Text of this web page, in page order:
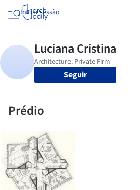
Iniciar sessão
Seguir
Prédio